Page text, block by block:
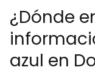
¿Dónde
azul en